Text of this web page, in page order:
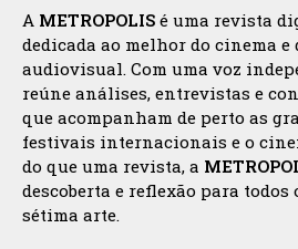
A METROPOLIS é uma revista
dedicada ao melhor do cinema e
audiovisual. Com uma voz
reúne análises, entrevistas e
que acompanham de perto as
festivais internacionais e o
do que uma revista, a
descoberta e reflexão para
sétima arte.